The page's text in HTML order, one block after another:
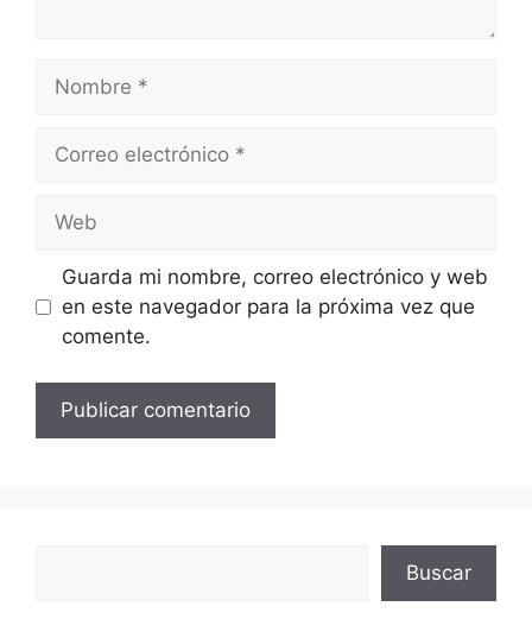
Nombre
Correo
Web
Guarda mi nombre, correo electrónico y web
en este navegador para la próxima vez que
comente.
Buscar